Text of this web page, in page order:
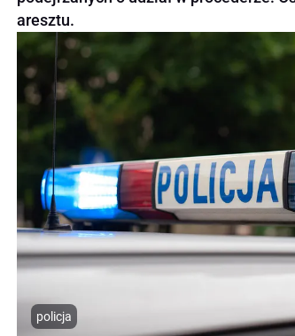
aresztu.
policja